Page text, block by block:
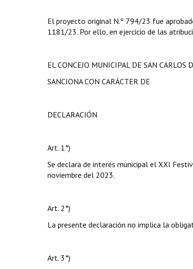
El proyecto original N.º 794/23 fue
1181/23. Por ello, en ejercicio de las
EL CONCEJO MUNICIPAL DE SAN CARLOS
SANCIONA CON CARÁCTER DE
DECLARACIÓN
Art. 1°)
Se declara de interés municipal el XXI
noviembre del 2023.
Art. 2°)
La presente declaración no implica la
Art. 3°)